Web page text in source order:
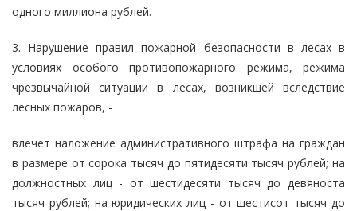
одного миллиона рублей.
3. Нарушение правил пожарной безопасности в лесах в
условиях особого противопожарного режима, режима
чрезвычайной ситуации в лесах, возникшей вследствие
лесных пожаров, -
влечет наложение административного штрафа на граждан
в размере от сорока тысяч до пятидесяти тысяч рублей; на
должностных лиц - от шестидесяти тысяч до девяноста
тысяч рублей; на юридических лиц - от шестисот тысяч до